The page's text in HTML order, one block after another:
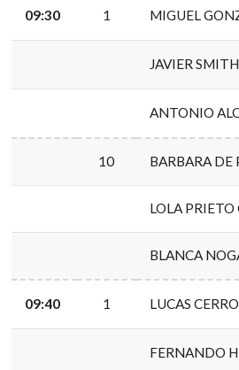
09:30 1 MIGUEL
JAVIER
ANTONIO
10 BARBARA DE
LOLA PRIETO
BLANCA
09:40 1 LUCAS
FERNANDO